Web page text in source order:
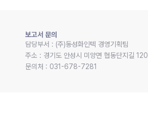
보고서 문의
담당부서 : (주)동성화인텍 경영기획팀
주소 : 경기도 안성시 미양면 협동단지길 120
문의처 : 031-678-7281